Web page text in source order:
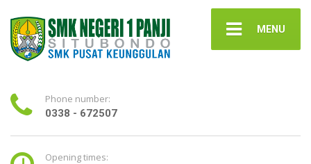
MENU
Phone number:
0338 - 672507
Opening times: